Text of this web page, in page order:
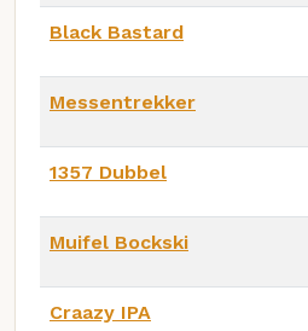
Black Bastard
Messentrekker
1357 Dubbel
Muifel Bockski
Craazy IPA